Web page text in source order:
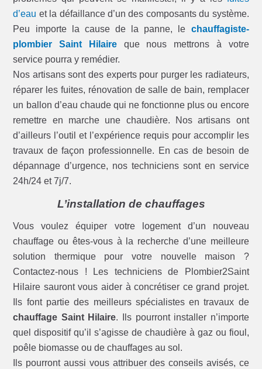
d’eau et la défaillance d’un des composants du système.
Peu importe la cause de la panne, le chauffagiste-
plombier Saint Hilaireque nous mettrons à votre
service pourra y remédier.
Nos artisans sont des experts pour purger les radiateurs,
réparer les fuites, rénovation de salle de bain, remplacer
un ballon d’eau chaude qui ne fonctionne plus ou encore
remettre en marche une chaudière. Nos artisans ont
d’ailleurs l’outil et l’expérience requis pour accomplir les
travaux de façon professionnelle. En cas de besoin de
dépannage d’urgence, nos techniciens sont en service
24h/24 et 7j/7.
L’installation de chauffages
Vous voulez équiper votre logement d’un nouveau
chauffage ou êtes-vous à la recherche d’une meilleure
solution thermique pour votre nouvelle maison ?
Contactez-nous ! Les techniciens de Plombier2Saint
Hilaire sauront vous aider à concrétiser ce grand projet.
Ils font partie des meilleurs spécialistes en travaux de
chauffage Saint Hilaire. Ils pourront installer n’importe
quel dispositif qu’il s’agisse de chaudière à gaz ou fioul,
poêle biomasse ou de chauffages au sol.
Ils pourront aussi vous attribuer des conseils avisés, ce